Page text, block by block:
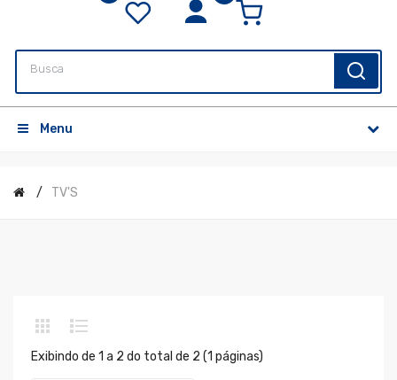
Menu
TV'S
Exibindo de 1 a 2 do total de 2 (1 páginas)